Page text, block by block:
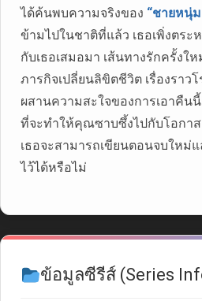
ได้ค้นพบความจริงของ “ชายหนุ่
ข้ามไปในชาติที่แล้ว เธอเพิ่งตระ
กับเธอเสมอมา เส้นทางรักครั้งใ
ภารกิจเปลี่ยนลิขิตชีวิต เรื่องรา
ผสานความสะใจของการเอาคืน
ที่จะทำให้คุณซาบซึ้งไปกับโอกา
เธอจะสามารถเขียนตอนจบใหม่
ไว้ได้หรือไม่
ข้อมูลซีรีส์ (Series